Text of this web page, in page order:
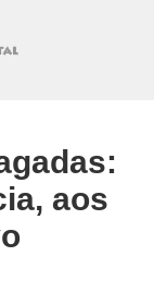
aos